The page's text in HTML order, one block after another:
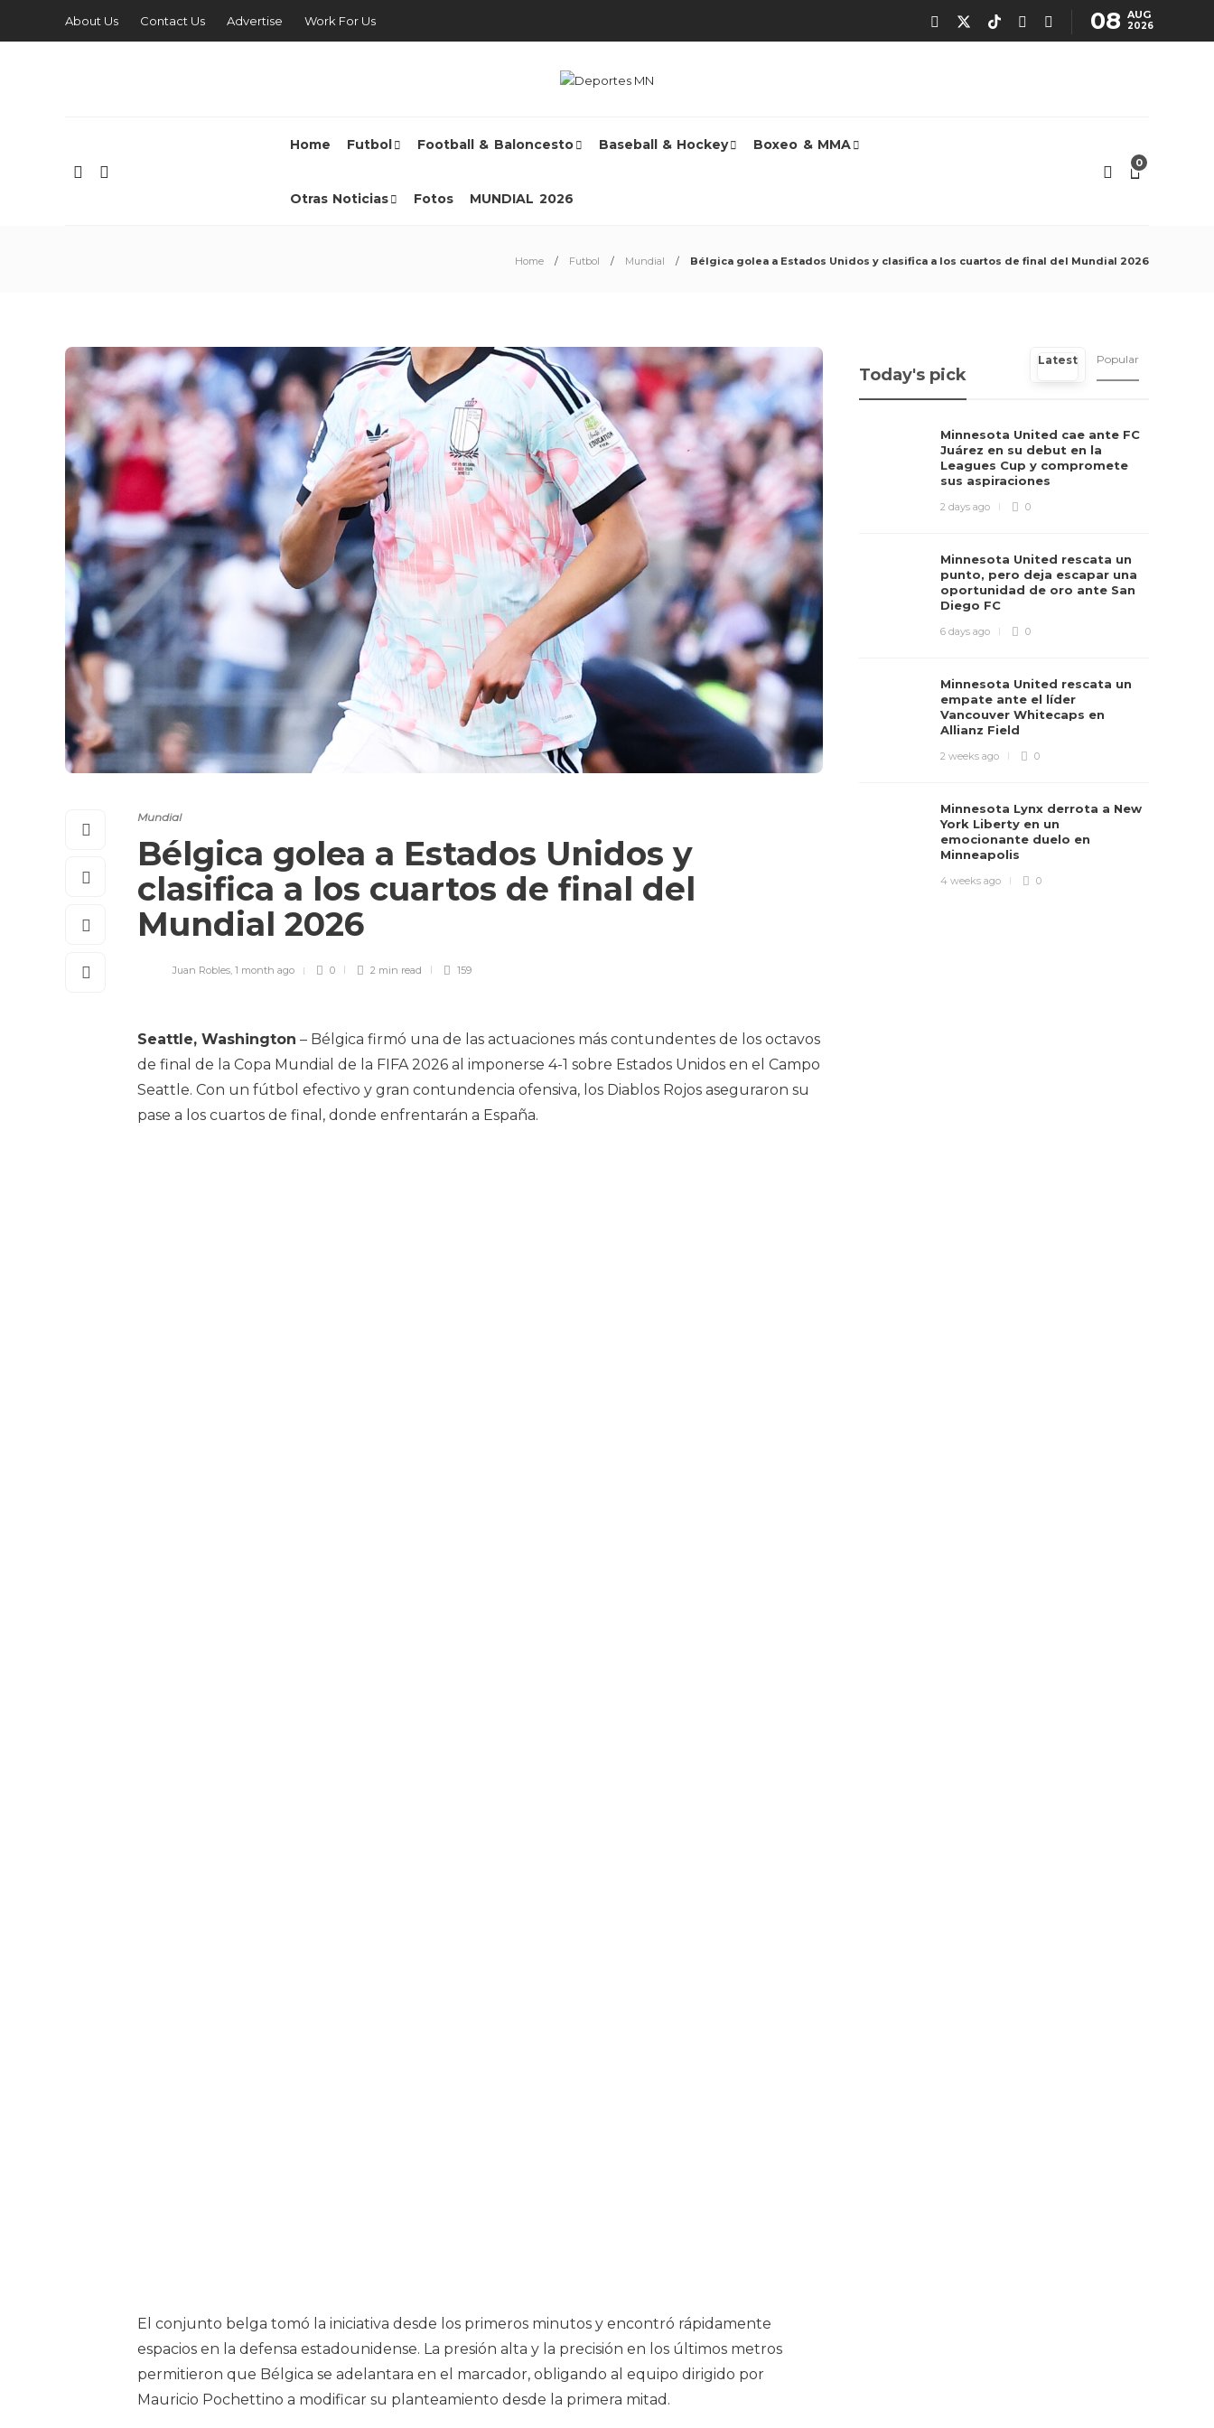
About Us Contact Us Advertise Work For Us 08 AUG
2026
Home Futbol Football & Baloncesto Baseball & Hockey Boxeo & MMA
Otras Noticias Fotos MUNDIAL 2026
0
Home Futbol Mundial Bélgica golea a Estados Unidos y clasifica a los cuartos de final del Mundial 2026
Mundial
Bélgica golea a Estados Unidos y
clasifica a los cuartos de final del
Mundial 2026
Juan Robles, 1 month ago 0 2 min read 159
Seattle, Washington – Bélgica firmó una de las actuaciones más contundentes de los octavos
de final de la Copa Mundial de la FIFA 2026 al imponerse 4-1 sobre Estados Unidos en el Campo
Seattle. Con un fútbol efectivo y gran contundencia ofensiva, los Diablos Rojos aseguraron su
pase a los cuartos de final, donde enfrentarán a España.
El conjunto belga tomó la iniciativa desde los primeros minutos y encontró rápidamente
espacios en la defensa estadounidense. La presión alta y la precisión en los últimos metros
permitieron que Bélgica se adelantara en el marcador, obligando al equipo dirigido por
Mauricio Pochettino a modificar su planteamiento desde la primera mitad.
Today's pick
Latest Popular
Minnesota United cae ante FC
Juárez en su debut en la
Leagues Cup y compromete
sus aspiraciones
2 days ago 0
Minnesota United rescata un
punto, pero deja escapar una
oportunidad de oro ante San
Diego FC
6 days ago 0
Minnesota United rescata un
empate ante el líder
Vancouver Whitecaps en
Allianz Field
2 weeks ago 0
Minnesota Lynx derrota a New
York Liberty en un
emocionante duelo en
Minneapolis
4 weeks ago 0